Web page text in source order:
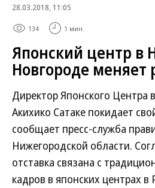
28.03.2018, 11:05
134 1 мин.
Японский центр в
Новгороде меняет
Директор Японского
Акихико Сатаке покидает
сообщает пресс-служба
Нижегородской области.
отставка связана с
кадров в японских центрах